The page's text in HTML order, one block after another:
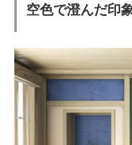
空色で澄んだ印